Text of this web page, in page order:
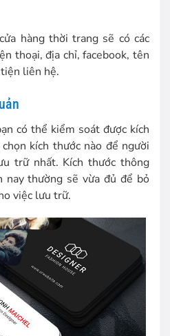
hàng thời trang sẽ có các
thoại, địa chỉ, facebook, tên
liên hệ.
có thể kiểm soát được kích
kích thước nào để người
trữ nhất. Kích thước thông
nay thường sẽ vừa đủ để bỏ
việc lưu trữ.